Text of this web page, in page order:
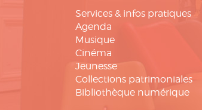
Services & infos pratiques
Agenda
Musique
Cinéma
Jeunesse
Collections patrimoniales
Bibliothèque numérique